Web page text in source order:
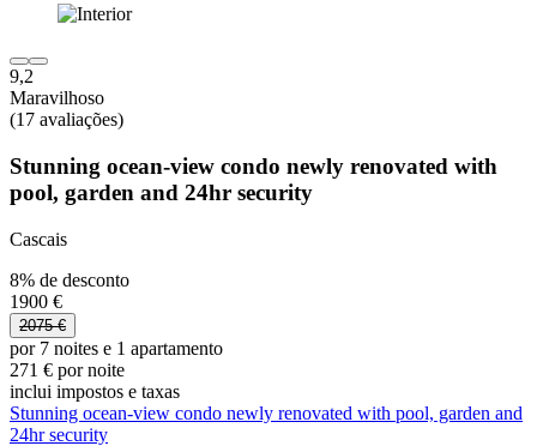
9,2
Maravilhoso
(17 avaliações)
Stunning ocean-view condo newly renovated with
pool, garden and 24hr security
Cascais
8% de desconto
1900 €
2075 €
por 7 noites e 1 apartamento
271 € por noite
inclui impostos e taxas
Stunning ocean-view condo newly renovated with pool, garden and
24hr security